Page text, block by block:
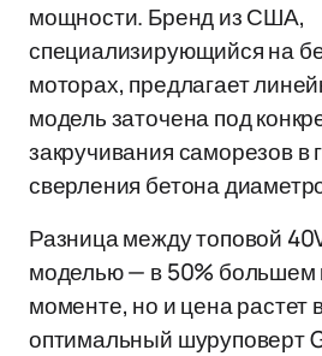
мощности. Бренд из США,
специализирующийся на
моторах, предлагает
модель заточена под
закручивания саморезов в
сверления бетона
Разница между топовой
моделью — в 50% большем
моменте, но и цена растет
оптимальный шуруповерт